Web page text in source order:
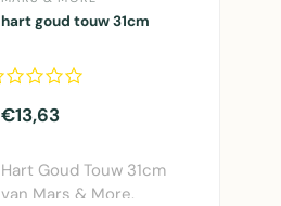
hart goud touw 31cm
€13,63
Hart Goud Touw 31cm
van Mars & More.